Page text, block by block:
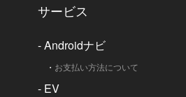
サービス
-Androidナビ
・ お支払い方法について
- EV